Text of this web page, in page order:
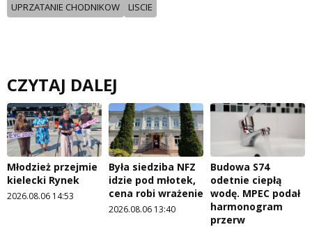
UPRZATANIE CHODNIKOW
LISCIE
CZYTAJ DALEJ
Młodzież przejmie
kielecki Rynek
2026.08.06 14:53
Była siedziba NFZ
idzie pod młotek,
cena robi wrażenie
2026.08.06 13:40
Budowa S74
odetnie ciepłą
wodę. MPEC podał
harmonogram
przerw